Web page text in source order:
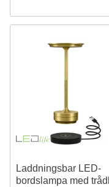
Laddningsbar LED-
bordslampa med